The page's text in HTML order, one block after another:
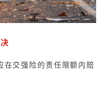
在交强险的责任限额内赔